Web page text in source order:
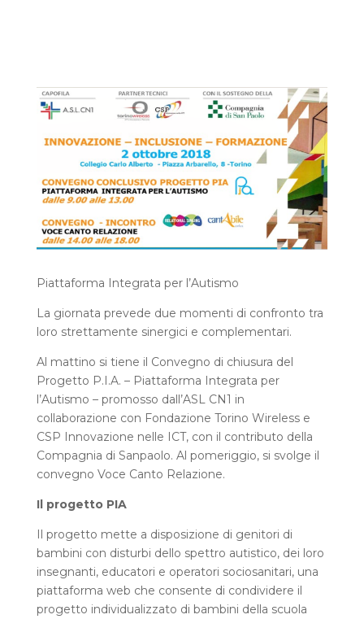
Piattaforma Integrata per l’Autismo
La giornata prevede due momenti di confronto tra
loro strettamente sinergici e complementari.
Al mattino si tiene il Convegno di chiusura del
Progetto P.I.A. – Piattaforma Integrata per
l’Autismo – promosso dall’ASL CN1 in
collaborazione con Fondazione Torino Wireless e
CSP Innovazione nelle ICT, con il contributo della
Compagnia di Sanpaolo. Al pomeriggio, si svolge il
convegno Voce Canto Relazione.
Il progetto PIA
Il progetto mette a disposizione di genitori di
bambini con disturbi dello spettro autistico, dei loro
insegnanti, educatori e operatori sociosanitari, una
piattaforma web che consente di condividere il
progetto individualizzato di bambini della scuola